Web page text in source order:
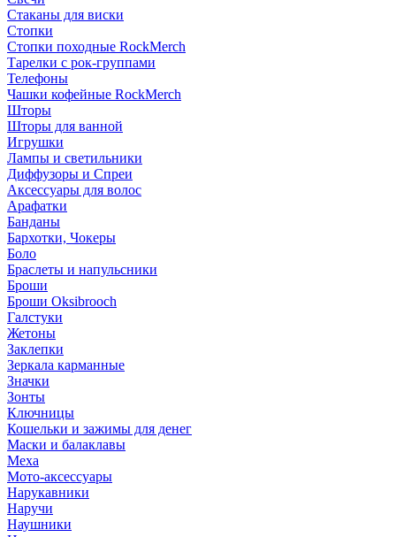
Стаканы для виски
Стопки
Стопки походные RockMerch
Тарелки с рок-группами
Телефоны
Чашки кофейные RockMerch
Шторы
Шторы для ванной
Игрушки
Лампы и светильники
Диффузоры и Спреи
Аксессуары для волос
Арафатки
Банданы
Бархотки, Чокеры
Боло
Браслеты и напульсники
Броши
Броши Oksibrooch
Галстуки
Жетоны
Заклепки
Зеркала карманные
Значки
Зонты
Ключницы
Кошельки и зажимы для денег
Маски и балаклавы
Меха
Мото-аксессуары
Нарукавники
Наручи
Наушники